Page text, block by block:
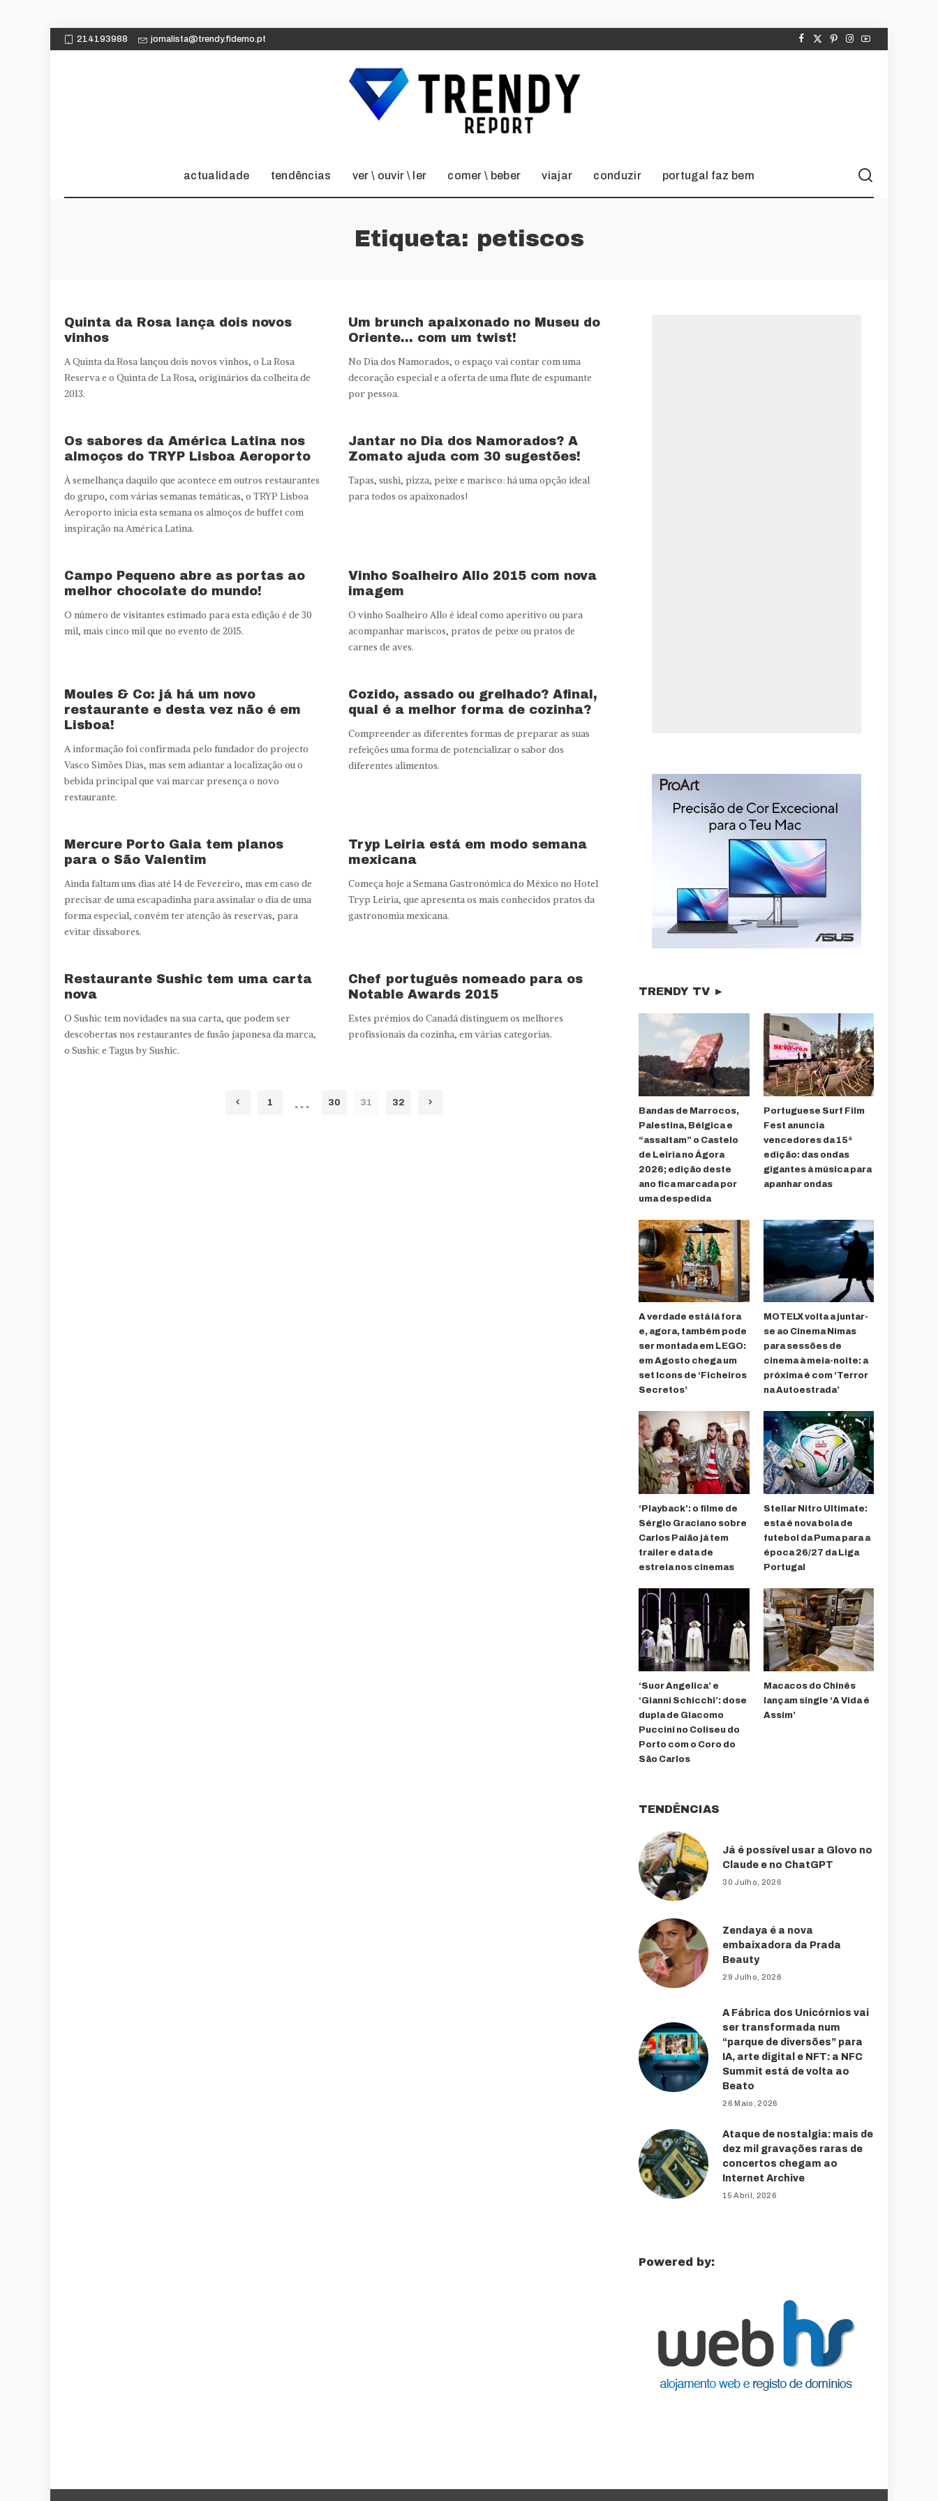
214193988 jornalista@trendy.fidemo.pt
actualidade tendências ver \ ouvir \ ler comer \ beber viajar conduzir portugal faz bem
Etiqueta: petiscos
Quinta da Rosa lança dois novos
vinhos
A Quinta da Rosa lançou dois novos vinhos, o La Rosa
Reserva e o Quinta de La Rosa, originários da colheita de
2013.
Um brunch apaixonado no Museu do
Oriente… com um twist!
No Dia dos Namorados, o espaço vai contar com uma
decoração especial e a oferta de uma flute de espumante
por pessoa.
Os sabores da América Latina nos
almoços do TRYP Lisboa Aeroporto
À semelhança daquilo que acontece em outros restaurantes
do grupo, com várias semanas temáticas, o TRYP Lisboa
Aeroporto inicia esta semana os almoços de buffet com
inspiração na América Latina.
Jantar no Dia dos Namorados? A
Zomato ajuda com 30 sugestões!
Tapas, sushi, pizza, peixe e marisco: há uma opção ideal
para todos os apaixonados!
Campo Pequeno abre as portas ao
melhor chocolate do mundo!
O número de visitantes estimado para esta edição é de 30
mil, mais cinco mil que no evento de 2015.
Vinho Soalheiro Allo 2015 com nova
imagem
O vinho Soalheiro Allo é ideal como aperitivo ou para
acompanhar mariscos, pratos de peixe ou pratos de
carnes de aves.
Moules & Co: já há um novo
restaurante e desta vez não é em
Lisboa!
A informação foi confirmada pelo fundador do projecto
Vasco Simões Dias, mas sem adiantar a localização ou o
bebida principal que vai marcar presença o novo
restaurante.
Cozido, assado ou grelhado? Afinal,
qual é a melhor forma de cozinha?
Compreender as diferentes formas de preparar as suas
refeições uma forma de potencializar o sabor dos
diferentes alimentos.
Mercure Porto Gaia tem planos
para o São Valentim
Ainda faltam uns dias até 14 de Fevereiro, mas em caso de
precisar de uma escapadinha para assinalar o dia de uma
forma especial, convém ter atenção às reservas, para
evitar dissabores.
Tryp Leiria está em modo semana
mexicana
Começa hoje a Semana Gastronómica do México no Hotel
Tryp Leiria, que apresenta os mais conhecidos pratos da
gastronomia mexicana.
Restaurante Sushic tem uma carta
nova
O Sushic tem novidades na sua carta, que podem ser
descobertas nos restaurantes de fusão japonesa da marca,
o Sushic e Tagus by Sushic.
Chef português nomeado para os
Notable Awards 2015
Estes prémios do Canadá distinguem os melhores
profissionais da cozinha, em várias categorias.
1 … 30 31 32
TRENDY TV ►
Bandas de Marrocos,
Palestina, Bélgica e
“assaltam” o Castelo
de Leiria no Ágora
2026; edição deste
ano fica marcada por
uma despedida
Portuguese Surf Film
Fest anuncia
vencedores da 15ª
edição: das ondas
gigantes à música para
apanhar ondas
A verdade está lá fora
e, agora, também pode
ser montada em LEGO:
em Agosto chega um
set Icons de ‘Ficheiros
Secretos’
MOTELX volta a juntar-
se ao Cinema Nimas
para sessões de
cinema à meia-noite: a
próxima é com ‘Terror
na Autoestrada’
‘Playback’: o filme de
Sérgio Graciano sobre
Carlos Paião já tem
trailer e data de
estreia nos cinemas
Stellar Nitro Ultimate:
esta é nova bola de
futebol da Puma para a
época 26/27 da Liga
Portugal
‘Suor Angelica’ e
‘Gianni Schicchi’: dose
dupla de Giacomo
Puccini no Coliseu do
Porto com o Coro do
São Carlos
Macacos do Chinês
lançam single ‘A Vida é
Assim’
TENDÊNCIAS
Já é possível usar a Glovo no
Claude e no ChatGPT
30 Julho, 2026
Zendaya é a nova
embaixadora da Prada
Beauty
29 Julho, 2026
A Fábrica dos Unicórnios vai
ser transformada num
“parque de diversões” para
IA, arte digital e NFT: a NFC
Summit está de volta ao
Beato
26 Maio, 2026
Ataque de nostalgia: mais de
dez mil gravações raras de
concertos chegam ao
Internet Archive
15 Abril, 2026
Powered by: